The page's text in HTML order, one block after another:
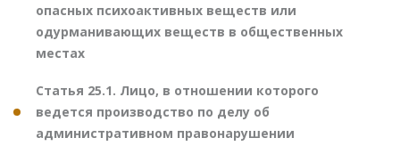
опасных психоактивных веществ или
одурманивающих веществ в общественных
местах
Статья 25.1. Лицо, в отношении которого
ведется производство по делу об
административном правонарушении